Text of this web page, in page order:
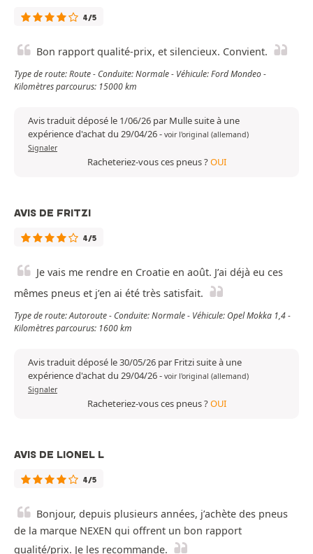
4/5
Bon rapport qualité-prix, et silencieux. Convient.
Type de route: Route - Conduite: Normale - Véhicule: Ford Mondeo -
Kilomètres parcourus: 15000 km
Avis traduit déposé le 1/06/26 par Mulle suite à une
expérience d'achat du 29/04/26- voir l'original (allemand)
Signaler
Racheteriez-vous ces pneus ?OUI
AVIS DE FRITZI
4/5
Je vais me rendre en Croatie en août. J’ai déjà eu ces
mêmes pneus et j’en ai été très satisfait.
Type de route: Autoroute - Conduite: Normale - Véhicule: Opel Mokka 1,4 -
Kilomètres parcourus: 1600 km
Avis traduit déposé le 30/05/26 par Fritzi suite à une
expérience d'achat du 29/04/26- voir l'original (allemand)
Signaler
Racheteriez-vous ces pneus ?OUI
AVIS DE LIONEL L
4/5
Bonjour, depuis plusieurs années, j’achète des pneus
de la marque NEXEN qui offrent un bon rapport
qualité/prix. Je les recommande.